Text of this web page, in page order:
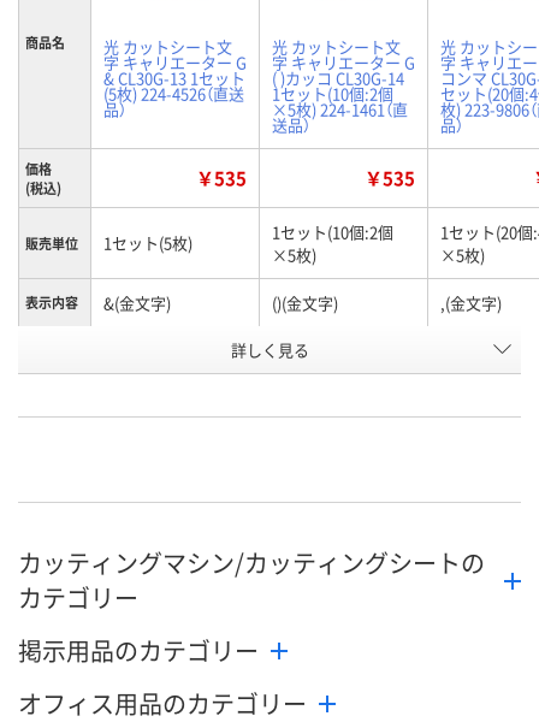
商品名 光 カットシート文
字 キャリエーター G
& CL30G-13 1セット
(5枚) 224-4526（直送
品）
光 カットシート文
字 キャリエーター G
( )カッコ CL30G-14
1セット(10個:2個
×5枚) 224-1461（直
送品）
光 カットシ
字 キャリエ
コンマ
セット(20個
枚) 223-9806
品）
価格
(税込)
￥535 ￥535
販売単位 1セット(5枚)
1セット(10個:2個
×5枚)
1セット(20個
×5枚)
表示内容 &(金文字) ()(金文字) ,(金文字)
AW76514 AW78412
カゴへ カゴへ カ
詳しく見る
カッティングマシン/カッティングシートの
カテゴリー
掲示用品のカテゴリー
オフィス用品のカテゴリー